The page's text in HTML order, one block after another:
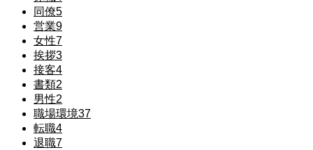
同僚5
営業9
女性7
挨拶3
接客4
書類2
男性2
職場環境37
転職4
退職7